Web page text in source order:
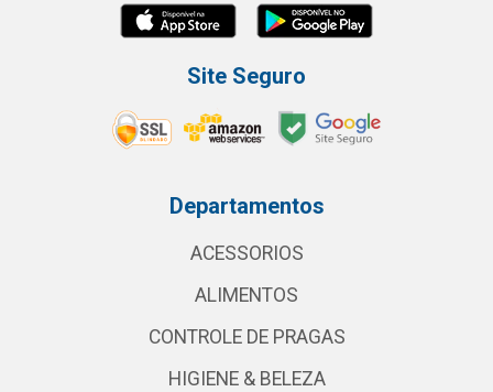
Site Seguro
Departamentos
ACESSORIOS
ALIMENTOS
CONTROLE DE PRAGAS
HIGIENE & BELEZA